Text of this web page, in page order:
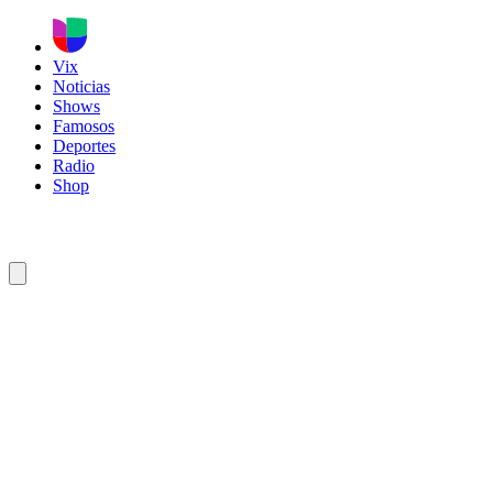
Vix
Noticias
Shows
Famosos
Deportes
Radio
Shop